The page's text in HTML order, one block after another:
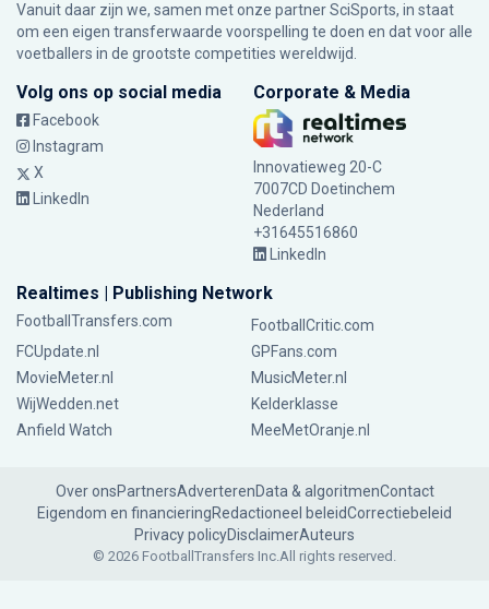
Vanuit daar zijn we, samen met onze partner SciSports, in staat
om een eigen transferwaarde voorspelling te doen en dat voor alle
voetballers in de grootste competities wereldwijd.
Volg ons op social media
Facebook
Instagram
X
LinkedIn
Corporate & Media
Innovatieweg 20-C
7007CD Doetinchem
Nederland
+31645516860
LinkedIn
Realtimes | Publishing Network
FootballTransfers.com
FootballCritic.com
FCUpdate.nl
GPFans.com
MovieMeter.nl
MusicMeter.nl
WijWedden.net
Kelderklasse
Anfield Watch
MeeMetOranje.nl
Over onsPartnersAdverterenData & algoritmenContact
Eigendom en financieringRedactioneel beleidCorrectiebeleid
Privacy policyDisclaimerAuteurs
© 2026 FootballTransfers Inc.All rights reserved.